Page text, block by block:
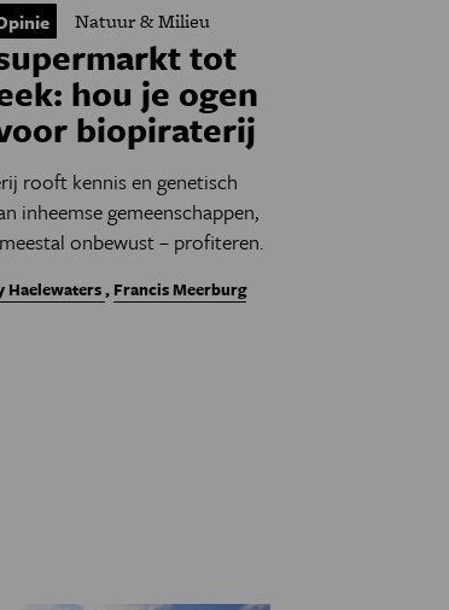
Natuur & Milieu
tot
hou je ogen
biopiraterij
rooft kennis en genetisch
inheemse gemeenschappen,
onbewust – profiteren.
Haelewaters, Francis Meerburg